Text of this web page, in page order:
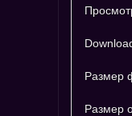
Размер
Размер